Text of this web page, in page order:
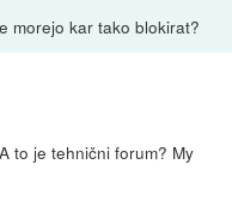
morejo kar tako blokirat?
to je tehnični forum? My